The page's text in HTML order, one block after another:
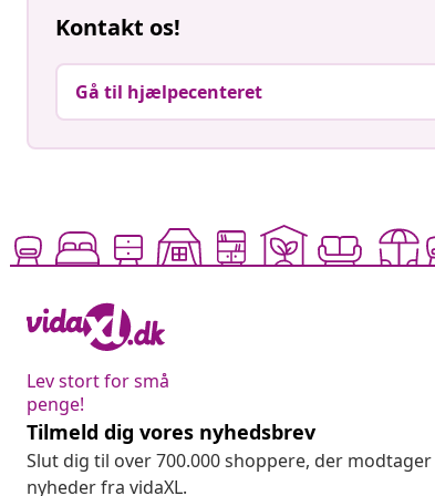
Kontakt os!
Gå til hjælpecenteret
Lev stort for små
penge!
Tilmeld dig vores nyhedsbrev
Slut dig til over 700.000 shoppere, der
nyheder fra vidaXL.